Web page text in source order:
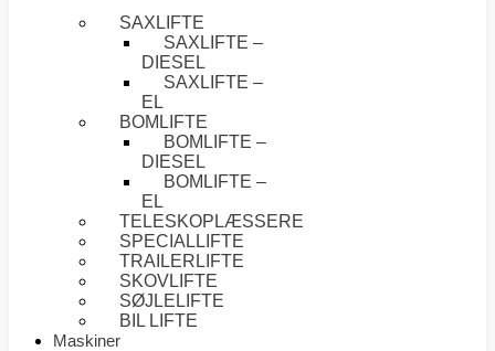
SAXLIFTE
SAXLIFTE –
DIESEL
SAXLIFTE –
EL
BOMLIFTE
BOMLIFTE –
DIESEL
BOMLIFTE –
EL
TELESKOPLÆSSERE
SPECIALLIFTE
TRAILERLIFTE
SKOVLIFTE
SØJLELIFTE
BIL LIFTE
Maskiner